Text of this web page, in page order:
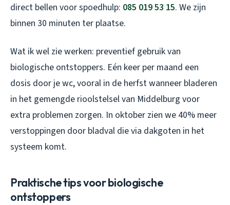
direct bellen voor spoedhulp: 085 019 53 15. We zijn
binnen 30 minuten ter plaatse.
Wat ik wel zie werken: preventief gebruik van
biologische ontstoppers. Eén keer per maand een
dosis door je wc, vooral in de herfst wanneer bladeren
in het gemengde rioolstelsel van Middelburg voor
extra problemen zorgen. In oktober zien we 40% meer
verstoppingen door bladval die via dakgoten in het
systeem komt.
Praktische tips voor biologische
ontstoppers